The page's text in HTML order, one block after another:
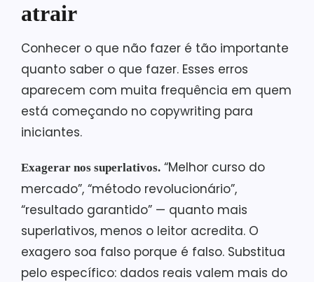
atrair
Conhecer o que não fazer é tão importante
quanto saber o que fazer. Esses erros
aparecem com muita frequência em quem
está começando no copywriting para
iniciantes.
Exagerar nos superlativos. “Melhor curso do
mercado”, “método revolucionário”,
“resultado garantido” — quanto mais
superlativos, menos o leitor acredita. O
exagero soa falso porque é falso. Substitua
pelo específico: dados reais valem mais do